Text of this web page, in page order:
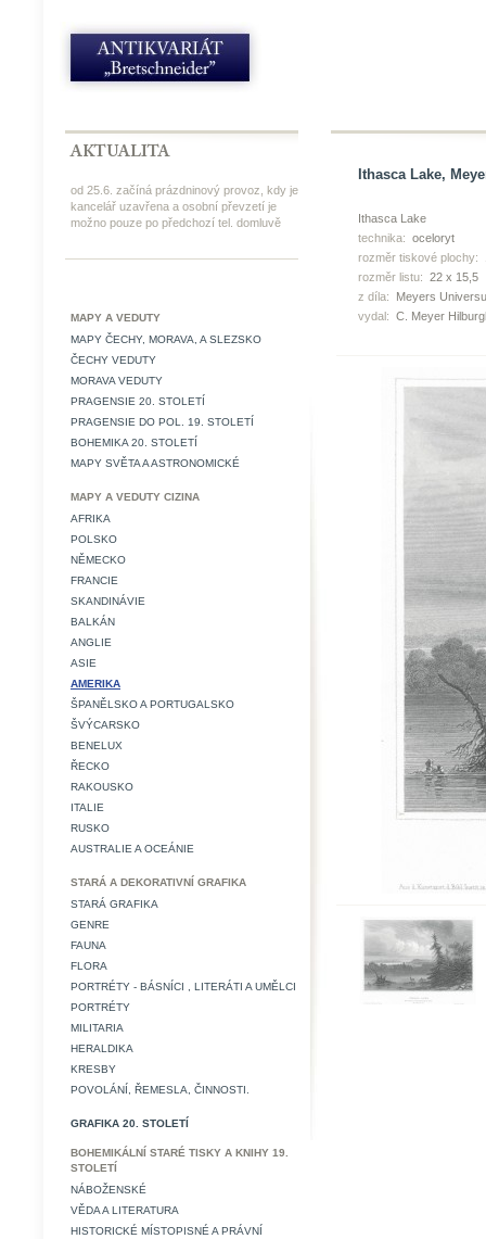
od 25.6. začíná prázdninový provoz, kdy je
kancelář uzavřena a osobní převzetí je
možno pouze po předchozí tel. domluvě
MAPY A VEDUTY
MAPY ČECHY, MORAVA, A SLEZSKO
ČECHY VEDUTY
MORAVA VEDUTY
PRAGENSIE 20. STOLETÍ
PRAGENSIE DO POL. 19. STOLETÍ
BOHEMIKA 20. STOLETÍ
MAPY SVĚTA A ASTRONOMICKÉ
MAPY A VEDUTY CIZINA
AFRIKA
POLSKO
NĚMECKO
FRANCIE
SKANDINÁVIE
BALKÁN
ANGLIE
ASIE
AMERIKA
ŠPANĚLSKO A PORTUGALSKO
ŠVÝCARSKO
BENELUX
ŘECKO
RAKOUSKO
ITALIE
RUSKO
AUSTRALIE A OCEÁNIE
STARÁ A DEKORATIVNÍ GRAFIKA
STARÁ GRAFIKA
GENRE
FAUNA
FLORA
PORTRÉTY - BÁSNÍCI , LITERÁTI A UMĚLCI
PORTRÉTY
MILITARIA
HERALDIKA
KRESBY
POVOLÁNÍ, ŘEMESLA, ČINNOSTI.
GRAFIKA 20. STOLETÍ
BOHEMIKÁLNÍ STARÉ TISKY A KNIHY 19.
STOLETÍ
NÁBOŽENSKÉ
VĚDA A LITERATURA
HISTORICKÉ MÍSTOPISNÉ A PRÁVNÍ
Ithasca Lake,
Ithasca Lake
technika: oceloryt
rozměr tiskové plochy:
rozměr listu: 22 x 15,5
z díla:
Meyers
vydal: C. Meyer